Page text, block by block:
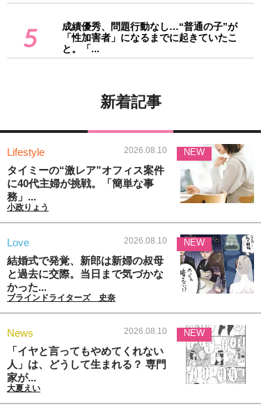
5
成績優秀、問題行動なし…“普通の子”が
「性加害者」になるまでに起きていたこ
と。「...
新着記事
Lifestyle 2026.08.10
タイミーの“激レア”オフィス案件
に40代主婦が挑戦。「簡単な事
務」...
小政りょう
NEW
Love 2026.08.10
結婚式で発覚、新郎は新婦の叔母
と過去に交際。当日まで気づかな
かった...
ブラインドライターズ 史奈
NEW
News 2026.08.10
「イヤと言ってもやめてくれない
人」は、どうして生まれる？ 専門
家が...
大夏えい
NEW